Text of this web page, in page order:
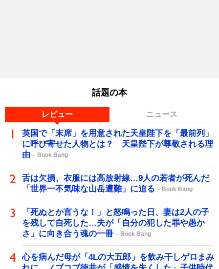
話題の本
レビュー ニュース
英国で「末席」を用意された天皇陛下を「最前列」
に呼び寄せた人物とは？ 天皇陛下が尊敬される理
由
Book Bang
舌は欠損、衣服には高放射線…9人の若者が死んだ
「世界一不気味な山岳遭難」に迫る
Book Bang
「死ぬとか言うな！」と怒鳴った日、妻は2人の子
を残して自死した…夫が「自分の犯した罪や愚か
さ」に向き合う魂の一冊
Book Bang
心を病んだ母が「4Lの大五郎」を飲み干しゲロまみ